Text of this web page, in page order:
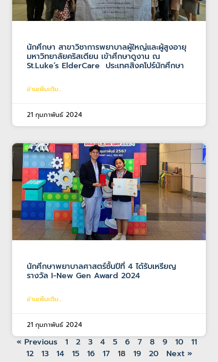
นักศึกษา สาขาวิชาการพยาบาลผู้ใหญ่และผู้สูงอายุ
มหาวิทยาลัยคริสเตียน เข้าศึกษาดูงาน ณ
St.Luke’s ElderCare ประเทศสิงคโปร์นักศึกษา
อ่านเพิ่มเติม...
21 กุมภาพันธ์ 2024
นักศึกษาพยาบาลศาสตร์ชั้นปีที่ 4 ได้รับเหรียญ
รางวัล I-New Gen Award 2024
อ่านเพิ่มเติม...
21 กุมภาพันธ์ 2024
« Previous 1 2 3 4 5 6 7 8 9 10
11
12
13 14 15 16 17 18 19 20 Next »